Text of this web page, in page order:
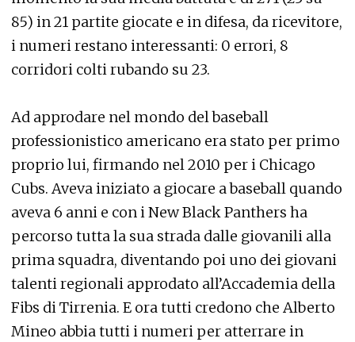
85) in 21 partite giocate e in difesa, da ricevitore,
i numeri restano interessanti: 0 errori, 8
corridori colti rubando su 23.
Ad approdare nel mondo del baseball
professionistico americano era stato per primo
proprio lui, firmando nel 2010 per i Chicago
Cubs. Aveva iniziato a giocare a baseball quando
aveva 6 anni e con i New Black Panthers ha
percorso tutta la sua strada dalle giovanili alla
prima squadra, diventando poi uno dei giovani
talenti regionali approdato all’Accademia della
Fibs di Tirrenia. E ora tutti credono che Alberto
Mineo abbia tutti i numeri per atterrare in